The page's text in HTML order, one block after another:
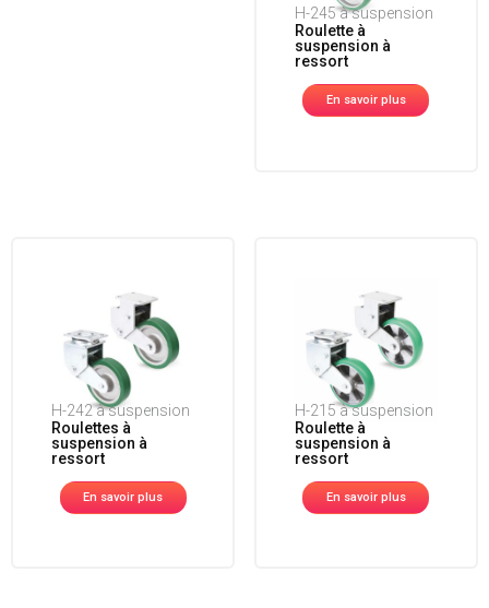
H-245 à suspension
Roulette à
suspension à
ressort
En savoir plus
H-242 à suspension
Roulettes à
suspension à
ressort
En savoir plus
H-215 à suspension
Roulette à
suspension à
ressort
En savoir plus